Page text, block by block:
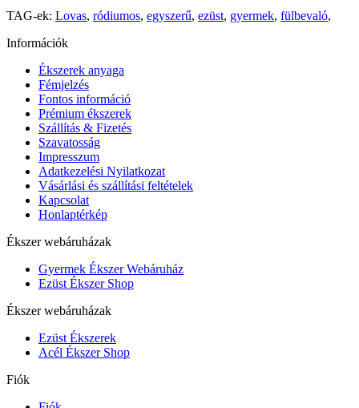
TAG-ek: Lovas, ródiumos, egyszerű, ezüst, gyermek, fülbevaló,
Információk
Ékszerek anyaga
Fémjelzés
Fontos információ
Prémium ékszerek
Szállítás & Fizetés
Szavatosság
Impresszum
Adatkezelési Nyilatkozat
Vásárlási és szállítási feltételek
Kapcsolat
Honlaptérkép
Ékszer webáruházak
Gyermek Ékszer Webáruház
Ezüst Ékszer Shop
Ékszer webáruházak
Ezüst Ékszerek
Acél Ékszer Shop
Fiók